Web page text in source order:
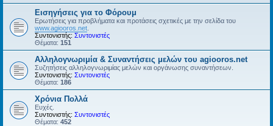
Εισηγήσεις για το Φόρουμ
Ερωτήσεις για προβλήματα και προτάσεις σχετικές με την σελίδα του
www.agiooros.net
Συντονιστής: Συντονιστές
Θέματα: 151
Αλληλογνωριμία & Συναντήσεις μελών του agiooros.net
Συζητήσεις αλληλογνωριμίας μελών και οργάνωσης συναντήσεων.
Συντονιστής: Συντονιστές
Θέματα: 186
Χρόνια Πολλά
Ευχές.
Συντονιστής: Συντονιστές
Θέματα: 452